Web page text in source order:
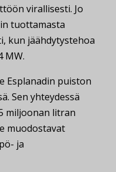
virallisesti. Jo
tuottamasta
kun jäähdytystehoa
MW.
Esplanadin puiston
Sen yhteydessä
miljoonan litran
muodostavat
ja